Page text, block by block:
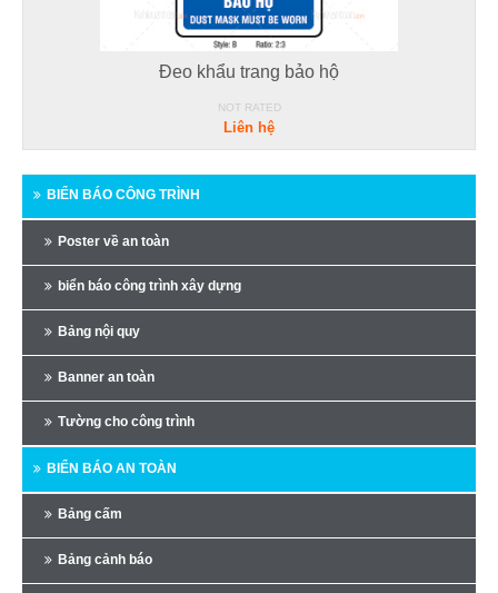
Đeo khẩu trang bảo hộ
NOT RATED
Liên hệ
BIỂN BÁO CÔNG TRÌNH
Poster về an toàn
biển báo công trình xây dựng
Bảng nội quy
Banner an toàn
Tường cho công trình
BIỂN BÁO AN TOÀN
Bảng cấm
Bảng cảnh báo